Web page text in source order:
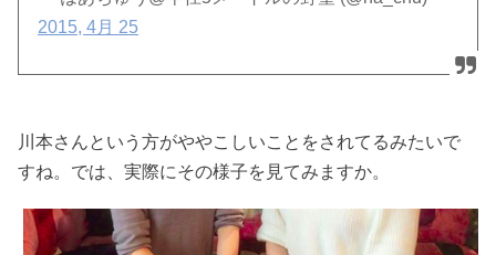
2015, 4月 25
川本さんという方がややこしいことをされてるみたいで
すね。では、実際にその様子を見てみますか。